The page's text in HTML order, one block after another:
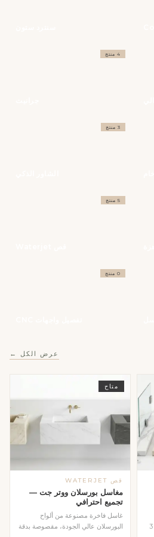
4 منتج
3 منتج
5 منتج
0 منتج
عرض الكل ←
الرخام والكوارتز والبورسلان بسماكة 3
متاح
قص WATERJET
مغاسل بورسلان ووتر جت —
تجميع احترافي
غاسل فاخرة مصنوعة من ألواح
البورسلان عالي الجودة، مقصوصة بدقة